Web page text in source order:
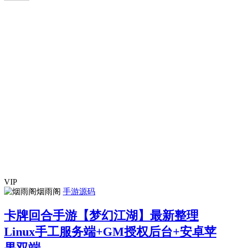
VIP
烟雨阁 手游源码
卡牌回合手游【梦幻江湖】最新整理
Linux手工服务端+GM授权后台+安卓苹